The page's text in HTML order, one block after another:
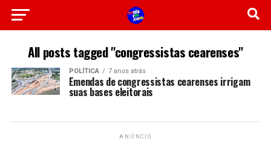
All posts tagged "congressistas cearenses"
POLÍTICA 7 anos atrás
Emendas de congressistas cearenses irrigam
suas bases eleitorais
ANÚNCIO